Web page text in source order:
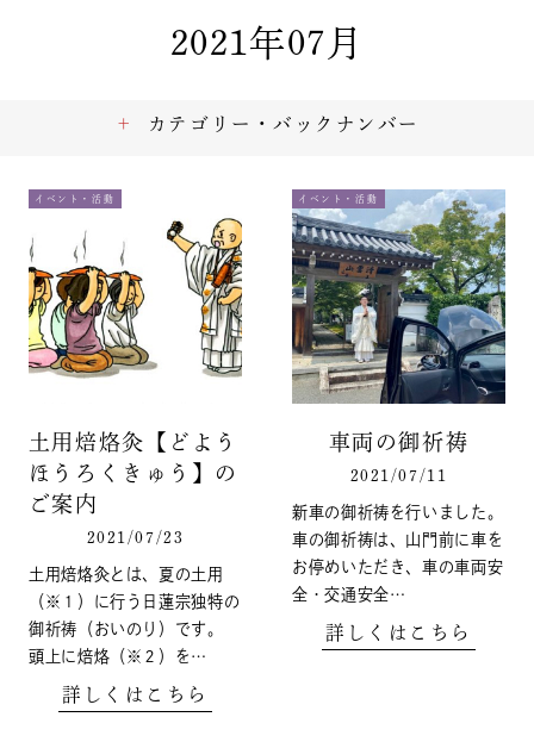
2021年07月
イベント・活動
土用焙烙灸【どよう
ほうろくきゅう】の
ご案内
2021/07/23
土用焙烙灸とは、夏の土用
（※１）に行う日蓮宗独特の
御祈祷（おいのり）です。
頭上に焙烙（※２）を…
詳しくはこちら
イベント・活動
車両の御祈祷
2021/07/11
新車の御祈祷を行いました。
車の御祈祷は、山門前に車を
お停めいただき、車の車両安
全・交通安全…
詳しくはこちら
カテゴリー・バックナンバー